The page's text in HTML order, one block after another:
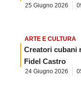
25 Giugno 2026
ARTE E CULTURA
Creatori cubani
Fidel Castro
24 Giugno 2026